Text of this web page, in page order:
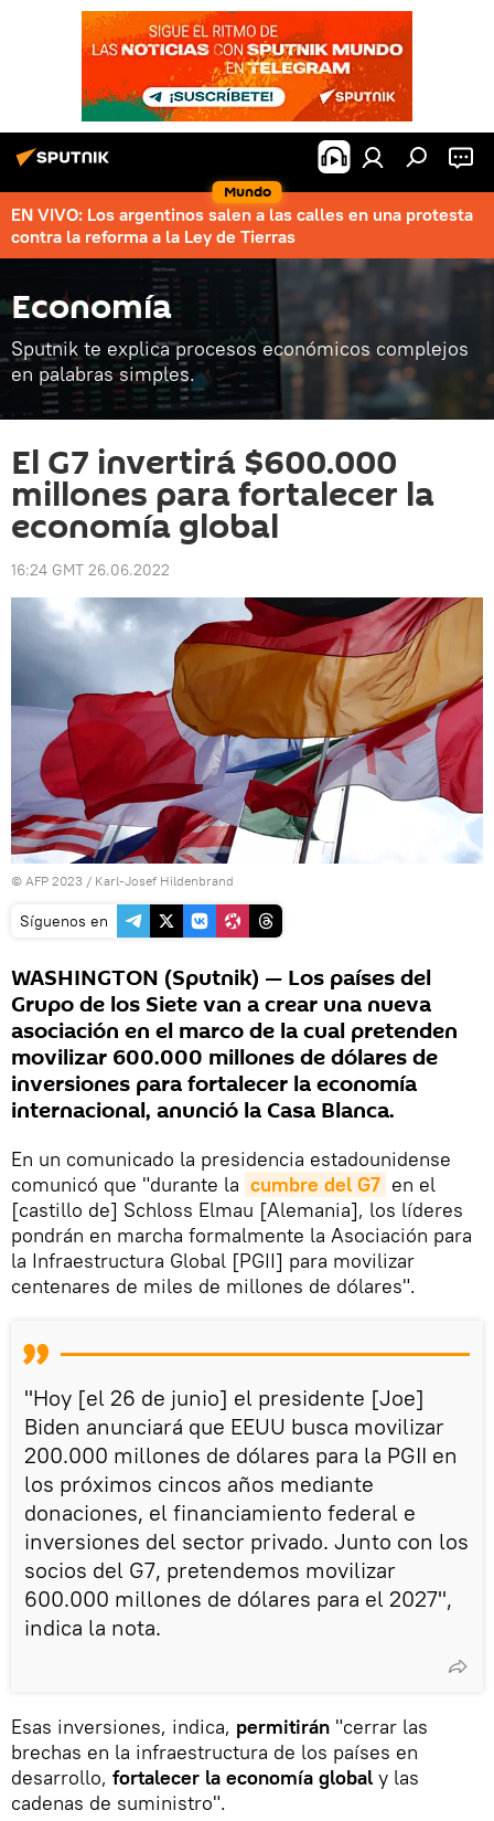
Mundo
EN VIVO: Los argentinos salen a las calles en una protesta
contra la reforma a la Ley de Tierras
Economía
Sputnik te explica procesos económicos complejos
en palabras simples.
El G7 invertirá $600.000
millones para fortalecer la
economía global
16:24 GMT 26.06.2022
© AFP 2023 / Karl-Josef Hildenbrand
Síguenos en
WASHINGTON (Sputnik) — Los países del
Grupo de los Siete van a crear una nueva
asociación en el marco de la cual pretenden
movilizar 600.000 millones de dólares de
inversiones para fortalecer la economía
internacional, anunció la Casa Blanca.
En un comunicado la presidencia estadounidense
comunicó que "durante la cumbre del G7 en el
[castillo de] Schloss Elmau [Alemania], los líderes
pondrán en marcha formalmente la Asociación para
la Infraestructura Global [PGII] para movilizar
centenares de miles de millones de dólares".
"Hoy [el 26 de junio] el presidente [Joe]
Biden anunciará que EEUU busca movilizar
200.000 millones de dólares para la PGII en
los próximos cincos años mediante
donaciones, el financiamiento federal e
inversiones del sector privado. Junto con los
socios del G7, pretendemos movilizar
600.000 millones de dólares para el 2027",
indica la nota.
Esas inversiones, indica, permitirán "cerrar las
brechas en la infraestructura de los países en
desarrollo, fortalecer la economía global y las
cadenas de suministro".